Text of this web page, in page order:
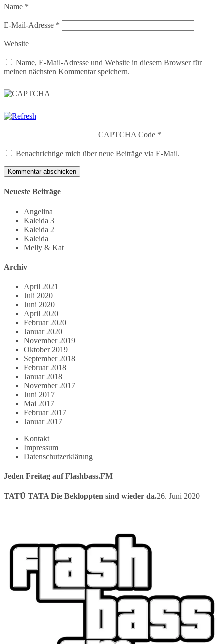
Name *
E-Mail-Adresse *
Website
Name, E-Mail-Adresse und Website in diesem Browser für
meinen nächsten Kommentar speichern.
CAPTCHA Code *
Benachrichtige mich über neue Beiträge via E-Mail.
Neueste Beiträge
Angelina
Kaleida 3
Kaleida 2
Kaleida
Melly & Kat
Archiv
April 2021
Juli 2020
Juni 2020
April 2020
Februar 2020
Januar 2020
November 2019
Oktober 2019
September 2018
Februar 2018
Januar 2018
November 2017
Juni 2017
Mai 2017
Februar 2017
Januar 2017
Kontakt
Impressum
Datenschutzerklärung
Jeden Freitag auf Flashbass.FM
TATÜ TATA Die Bekloppten sind wieder da.26. Juni 2020